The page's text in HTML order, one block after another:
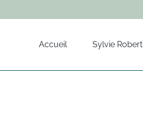
Accueil Sylvie Robert